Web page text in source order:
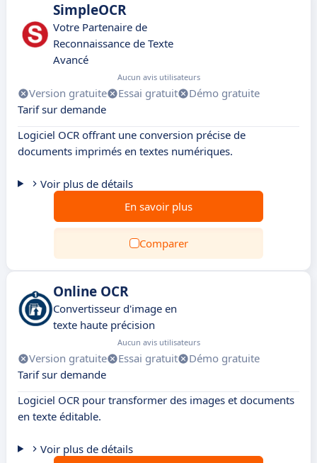
SimpleOCR
Votre Partenaire de
Reconnaissance de Texte
Avancé
Aucun avis utilisateurs
Version gratuite Essai gratuit
Démo gratuite
Tarif sur demande
Logiciel OCR offrant une conversion précise de
documents imprimés en textes numériques.
Voir plus de détails
En savoir plus
Comparer
Online OCR
Convertisseur d'image en
texte haute précision
Aucun avis utilisateurs
Version gratuite Essai gratuit
Démo gratuite
Tarif sur demande
Logiciel OCR pour transformer des images et documents
en texte éditable.
Voir plus de détails